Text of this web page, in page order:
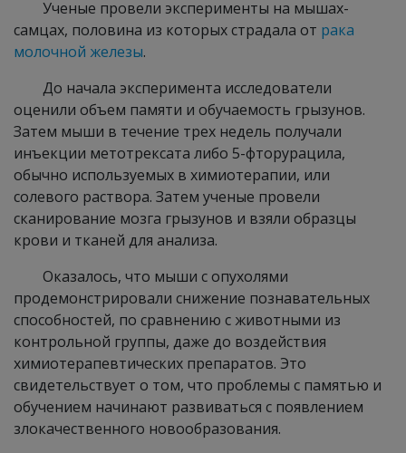
Ученые провели эксперименты на мышах-
самцах, половина из которых страдала от рака
молочной железы.
До начала эксперимента исследователи
оценили объем памяти и обучаемость грызунов.
Затем мыши в течение трех недель получали
инъекции метотрексата либо 5-фторурацила,
обычно используемых в химиотерапии, или
солевого раствора. Затем ученые провели
сканирование мозга грызунов и взяли образцы
крови и тканей для анализа.
Оказалось, что мыши с опухолями
продемонстрировали снижение познавательных
способностей, по сравнению с животными из
контрольной группы, даже до воздействия
химиотерапевтических препаратов. Это
свидетельствует о том, что проблемы с памятью и
обучением начинают развиваться с появлением
злокачественного новообразования.